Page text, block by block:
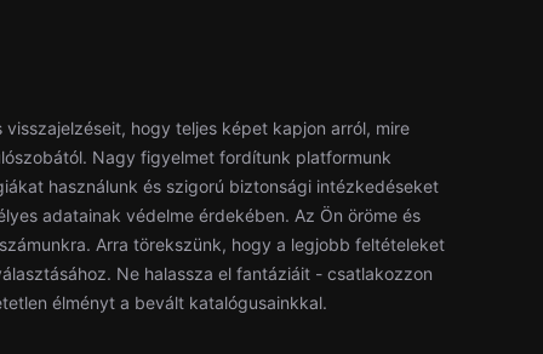
hogy teljes képet kapjon arról, mire
Nagy figyelmet fordítunk platformunk
használunk és szigorú biztonsági intézkedéseket
adatainak védelme érdekében. Az Ön öröme és
Arra törekszünk, hogy a legjobb feltételeket
Ne halassza el fantáziáit - csatlakozzon
élményt a bevált katalógusainkkal.